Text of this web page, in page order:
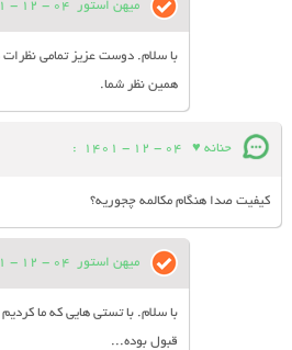
میهن استور 04 - 12 - 1401
با سلام. دوست عزیز تمامی
همین نظر شما.
حنانه ♥ 04 - 12 - 1401
:
کیفیت صدا هنگام مکالمه چجوریه؟
میهن استور 04 - 12 - 1401
با سلام. با تستی هایی که ما
قبول بوده...